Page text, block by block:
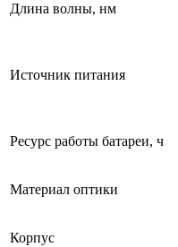
Длина волны, нм
Источник питания
Ресурс работы батареи, ч
Материал оптики
Корпус